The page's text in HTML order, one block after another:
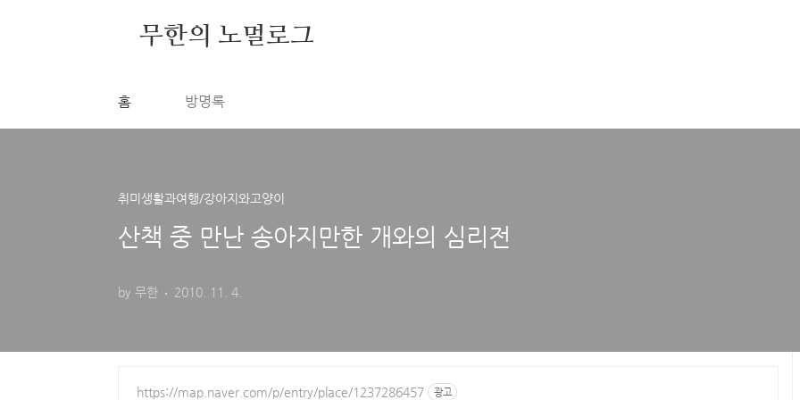
무한의 노멀로그
홈 방명록
취미생활과여행/강아지와고양이
산책 중 만난 송아지만한 개와의 심리전
by 무한 2010. 11. 4.
https://map.naver.com/p/entry/place/1237286457 광고